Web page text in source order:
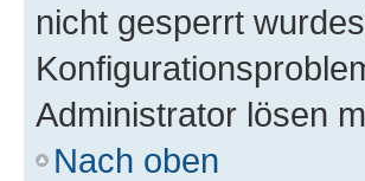
nicht gesperrt
Administrator lösen
Nach oben